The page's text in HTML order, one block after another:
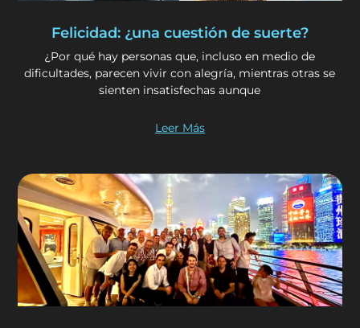
Felicidad: ¿una cuestión de suerte?
¿Por qué hay personas que, incluso en medio de
dificultades, parecen vivir con alegría, mientras otras se
sienten insatisfechas aunque
Leer Más